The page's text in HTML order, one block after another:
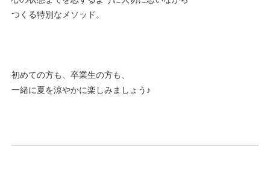
つくる特別なメソッド。
初めての方も、卒業生の方も、
一緒に夏を涼やかに楽しみましょう♪